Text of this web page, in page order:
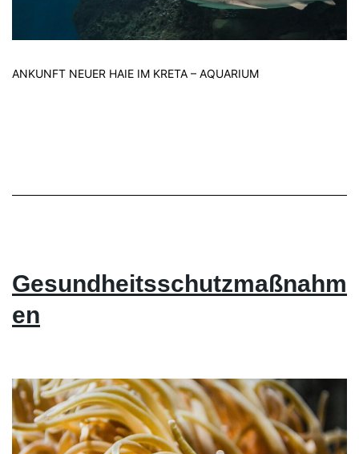
ANKUNFT NEUER HAIE IM KRETA – AQUARIUM
Gesundheitsschutzmaßnahm
en